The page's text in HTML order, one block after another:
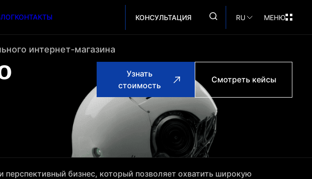
КОНТАКТЫ КОНСУЛЬТАЦИЯ RU МЕНЮ
интернет-магазина
Узнать
стоимость
Смотреть кейсы
бизнес, который позволяет охватить широкую